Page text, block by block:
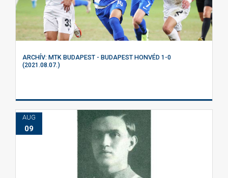
ARCHÍV: MTK BUDAPEST - BUDAPEST HONVÉD 1-0
(2021.08.07.)
AUG
09